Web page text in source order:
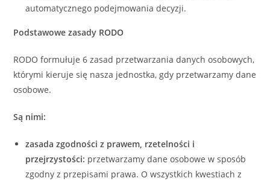
automatycznego podejmowania decyzji.
Podstawowe zasady RODO
RODO formułuje 6 zasad przetwarzania danych osobowych,
którymi kieruje się nasza jednostka, gdy przetwarzamy dane
osobowe.
Są nimi:
zasada zgodności z prawem, rzetelności i
przejrzystości: przetwarzamy dane osobowe w sposób
zgodny z przepisami prawa. O wszystkich kwestiach z